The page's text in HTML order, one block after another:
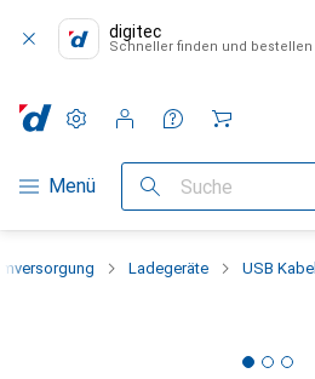
digitec
Schneller finden und bestellen
Navigation nach Kategorien
Menü Suche
Einstellungen
Kundenkonto
Vergleichslisten
Merklisten
Warenkorb
Ladegeräte USB Kabel